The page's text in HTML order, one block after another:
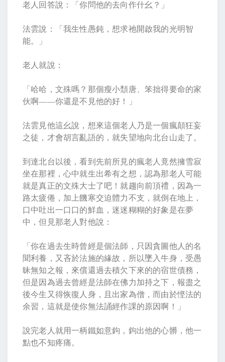
老人回答說：「你問他的去向作什幺？」
法雲說：「我生性愚鈍，想求祂開啟我的光明智
能。」
老人就說：
「哈哈，文殊嗎？那個瘦小頹唐、笨拙得要命的家
伙啊——你還是不見他的好！」
法雲見他這幺說，想來這個老人乃是一個瘋顛狂妄
之徒，才會胡言亂語的，就失望地向北台山走了。
到達北台以後，看到先前所見的瘋老人竟然擁雪寂
坐在那裡，心中就生出希有之想，認為那老人可能
就是真正的文殊大士了吧！就趨向前頂禮，因為一
路太疲倦，加上饑寒交迫體力不支，就倒在地上，
口中吐出一口口的鮮血，迷迷糊糊的好象是在夢
中，但見那老人對他說：
「你在過去生時曾經是個法師，只因貪圖他人的名
聞利養，又吝於法施的緣故，所以墜入牛身，受愚
昧無知之報，來償還過去積欠下來的的宿世債務，
但是因為過去曾經是法師在佛力加持之下，報盡之
後今生又得恢復人身，且出家為僧，而由於悭法的
余習，這就是使你無法誦經作課的原因啊！」
說完老人就用一柄鐵如意鉤，鉤出他的心髒，他一
點也不知疼痛。